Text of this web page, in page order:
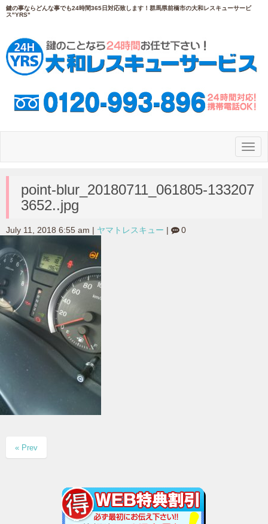
鍵の事ならどんな事でも24時間365日対応致します！群馬県前橋市の大和レスキューサービ
ス"YRS"
N
a
g
a
point-blur_20180711_061805-133207
3652..jpg
July 11, 2018 6:55 am ヤマトレスキュー 0
« Prev